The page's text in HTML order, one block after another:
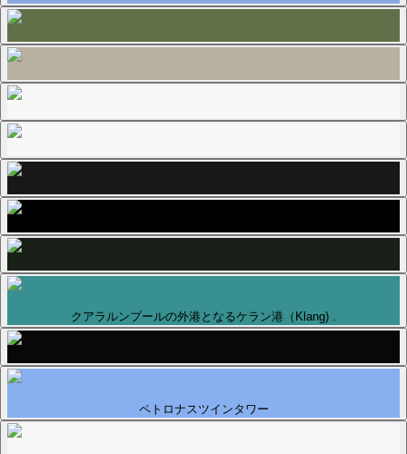
クアラルンプールの外港となるケラン港（Klang) .
ペトロナスツインタワー